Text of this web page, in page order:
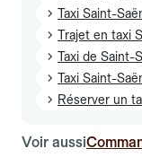
Taxi Saint-
Trajet en taxi
Taxi de Saint-
Taxi Saint-
Réserver un
Voir aussi